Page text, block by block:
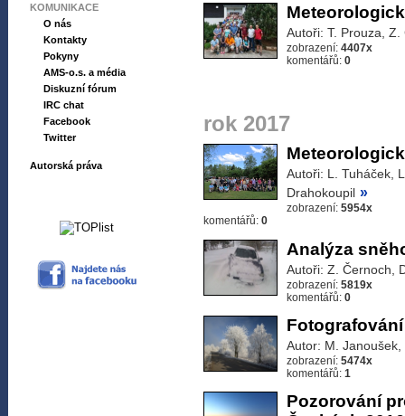
KOMUNIKACE
O nás
Kontakty
Pokyny
AMS-o.s. a média
Diskuzní fórum
IRC chat
Facebook
Twitter
Autorská práva
Autoři: T. Prouza, Z.
zobrazení: 4407x
komentářů: 0
rok 2017
Autoři: L. Tuháček,
Drahokoupil »
zobrazení: 5954x
komentářů: 0
Analýza
Autoři: Z. Černoch,
zobrazení: 5819x
komentářů: 0
Autor: M. Janoušek,
zobrazení: 5474x
komentářů: 1
Pozorování